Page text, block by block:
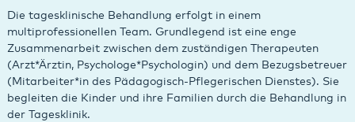
Die tagesklinische Behandlung erfolgt in einem
multiprofessionellen Team. Grundlegend ist eine enge
Zusammenarbeit zwischen dem zuständigen Therapeuten
(Arzt*Ärztin, Psychologe*Psychologin) und dem Bezugsbetreuer
(Mitarbeiter*in des Pädagogisch-Pflegerischen Dienstes). Sie
begleiten die Kinder und ihre Familien durch die Behandlung in
der Tagesklinik.